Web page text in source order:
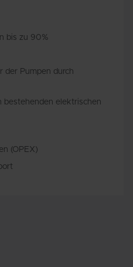
bis zu 90%
der Pumpen durch
bestehenden elektrischen
(OPEX)